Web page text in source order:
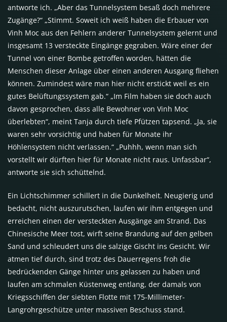
antworte ich. „Aber das Tunnelsystem besaß doch mehrere
Zugänge?“ „Stimmt. Soweit ich weiß haben die Erbauer von
Vinh Moc aus den Fehlern anderer Tunnelsystem gelernt und
insgesamt 13 versteckte Eingänge gegraben. Wäre einer der
Tunnel von einer Bombe getroffen worden, hätten die
Menschen dieser Anlage über einen anderen Ausgang fliehen
können. Zumindest wäre man hier nicht erstickt weil es ein
gutes Belüftungssystem gab.“ „Im Film haben sie doch auch
davon gesprochen, dass alle Bewohner von Vinh Moc
überlebten“, meint Tanja durch tiefe Pfützen tapsend. „Ja, sie
waren sehr vorsichtig und haben für Monate ihr
Höhlensystem nicht verlassen.“ „Puhhh, wenn man sich
vorstellt wir dürften hier für Monate nicht raus. Unfassbar“,
antworte sie sich schüttelnd.
Ein Lichtschimmer schillert in die Dunkelheit. Neugierig und
bedacht, nicht auszurutschen, laufen wir ihm entgegen und
erreichen einen der versteckten Ausgänge am Strand. Das
Chinesische Meer tost, wirft seine Brandung auf den gelben
Sand und schleudert uns die salzige Gischt ins Gesicht. Wir
atmen tief durch, sind trotz des Dauerregens froh die
bedrückenden Gänge hinter uns gelassen zu haben und
laufen am schmalen Küstenweg entlang, der damals von
Kriegsschiffen der siebten Flotte mit 175-Millimeter-
Langrohrgeschütze unter massiven Beschuss stand.